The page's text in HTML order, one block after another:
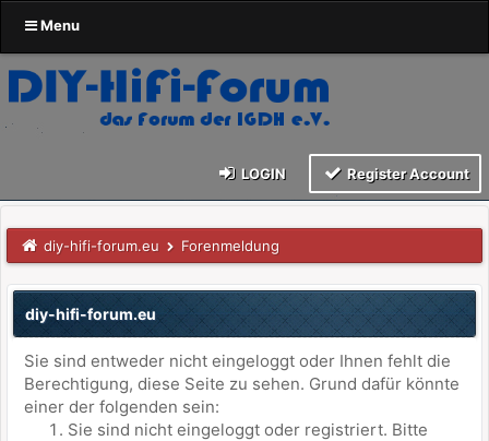
Menu
LOGIN Register Account
diy-hifi-forum.eu Forenmeldung
diy-hifi-forum.eu
Sie sind entweder nicht eingeloggt oder Ihnen fehlt die
Berechtigung, diese Seite zu sehen. Grund dafür könnte
einer der folgenden sein:
Sie sind nicht eingeloggt oder registriert. Bitte